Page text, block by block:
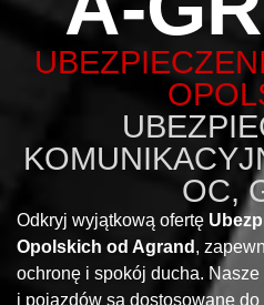
OC,
Odkryj wyjątkową ofertę
Opolskich od Agrand ,
ochronę i spokój ducha.
i pojazdów są dostosowane